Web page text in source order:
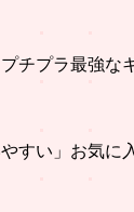
チプラ最強な
すい」お気に